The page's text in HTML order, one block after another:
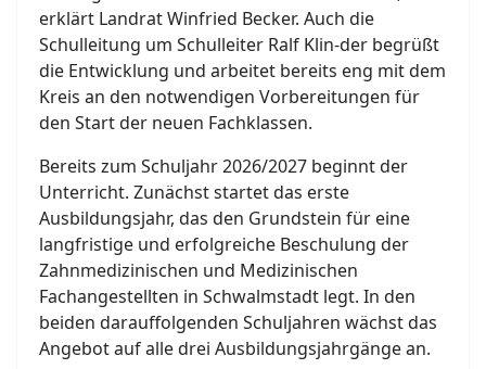
erklärt Landrat Winfried Becker. Auch die
Schulleitung um Schulleiter Ralf Klin-der begrüßt
die Entwicklung und arbeitet bereits eng mit dem
Kreis an den notwendigen Vorbereitungen für
den Start der neuen Fachklassen.
Bereits zum Schuljahr 2026/2027 beginnt der
Unterricht. Zunächst startet das erste
Ausbildungsjahr, das den Grundstein für eine
langfristige und erfolgreiche Beschulung der
Zahnmedizinischen und Medizinischen
Fachangestellten in Schwalmstadt legt. In den
beiden darauffolgenden Schuljahren wächst das
Angebot auf alle drei Ausbildungsjahrgänge an.